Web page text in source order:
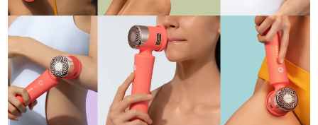
Italia Entrega prevista29/1/2026
Japón Entrega prevista 1/2/2026
Jersey Entrega prevista 3/2/2026
Kazajistán Entrega prevista 31/1/2026